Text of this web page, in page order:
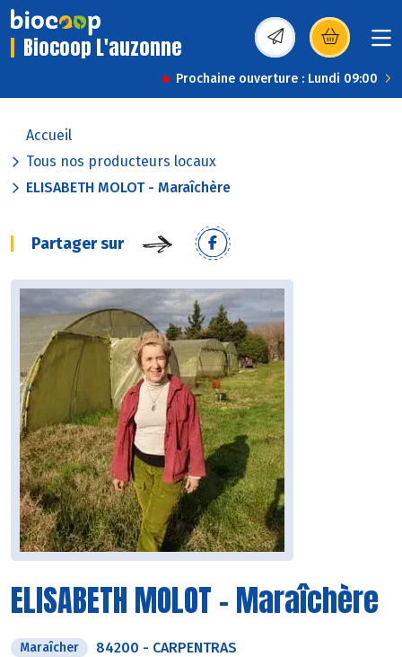
Biocoop L'auzonne (s’ouvre dans une
Prochaine ouverture : Lundi 09:00
Accueil
Tous nos producteurs locaux
ELISABETH MOLOT - Maraîchère
Partager sur
ELISABETH MOLOT - Maraîchère
Maraîcher 84200 - CARPENTRAS